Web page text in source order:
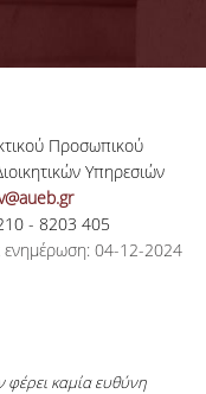
Προσωπικού
Υπηρεσιών
- 8203 405
ενημέρωση: 04-12-2024
καμία ευθύνη